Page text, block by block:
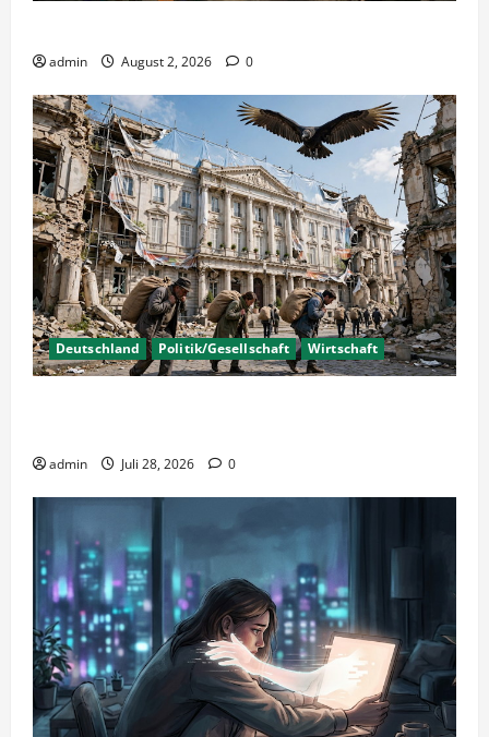
admin August 2, 2026 0
Deutschland Politik/Gesellschaft Wirtschaft
admin Juli 28, 2026 0